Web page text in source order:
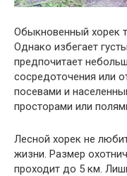
Обыкновенный хорек
Однако избегает
предпочитает
сосредоточения или
посевами и
просторами или
Лесной хорек не
жизни. Размер
проходит до 5 км.